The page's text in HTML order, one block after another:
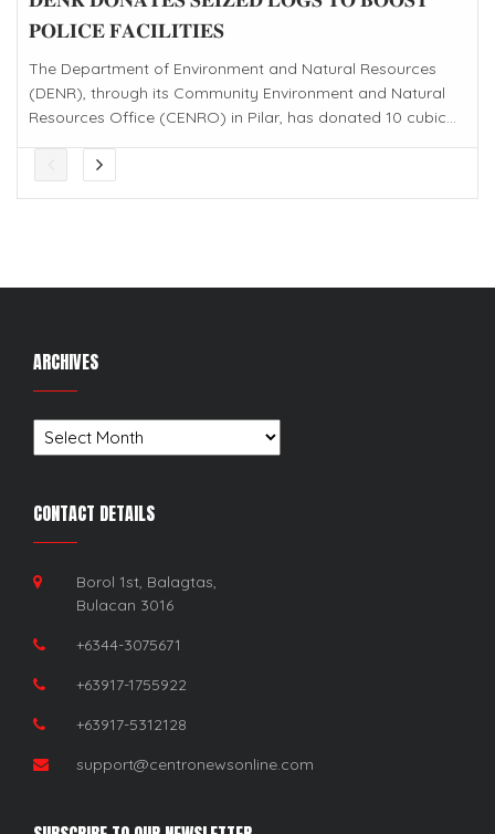
𝐏𝐎𝐋𝐈𝐂𝐄 𝐅𝐀𝐂𝐈𝐋𝐈𝐓𝐈𝐄𝐒
The Department of Environment and Natural Resources
(DENR), through its Community Environment and Natural
Resources Office (CENRO) in Pilar, has donated 10 cubic...
ARCHIVES
Archives
CONTACT DETAILS
Borol 1st, Balagtas,
Bulacan 3016
+6344-3075671
+63917-1755922
+63917-5312128
support@centronewsonline.com